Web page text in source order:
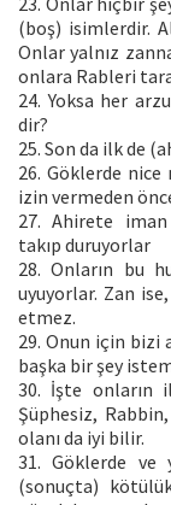
(boş) isimlerdir.
Onlar yalnız
onlara Rableri
24. Yoksa her
dir?
25. Son da ilk de
26. Göklerde
izin vermeden
27. Ahirete
takıp duruyorlar
28. Onların bu
uyuyorlar. Zan
etmez.
29. Onun için bizi
başka bir şey
30. İşte onların
Şüphesiz,
olanı da iyi bilir.
31. Göklerde ve
(sonuçta)